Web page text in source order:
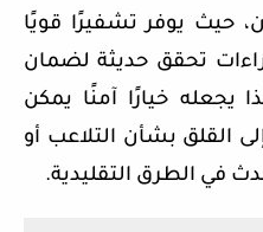
حيث يوفر تشفيرًا قويًا
تحقق حديثة لضمان
يجعله خيارًا آمنًا يمكن
القلق بشأن التلاعب أو
في الطرق التقليدية.